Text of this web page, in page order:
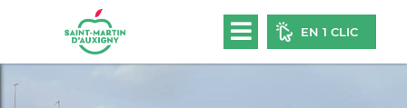
EN 1 CLIC